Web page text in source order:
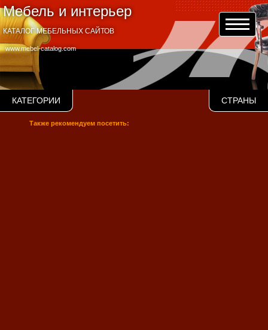
Мебель и интерьер
www.mebel-catalog.com
КАТАЛОГ МЕБЕЛЬНЫХ САЙТОВ
КАТЕГОРИИ СТРАНЫ
Также рекомендуем посетить: